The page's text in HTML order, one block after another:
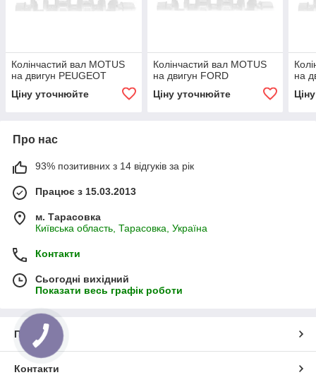
Колінчастий вал MOTUS
на двигун PEUGEOT
Ціну уточнюйте
Колінчастий вал MOTUS
на двигун FORD
Ціну уточнюйте
на
Про нас
93% позитивних з 14 відгуків за рік
Працює з 15.03.2013
м. Тарасовка
Київська область, Тарасовка, Україна
Контакти
Сьогодні вихідний
Показати весь графік роботи
Про нас
Контакти